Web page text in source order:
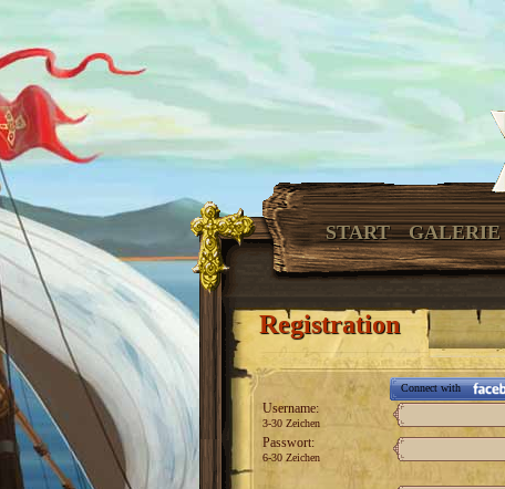
START GALERIE
Registration
Connect with
Username:
3-30 Zeichen
Passwort:
6-30 Zeichen